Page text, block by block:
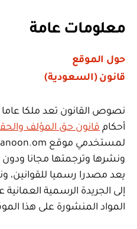
معلومات عامة
حول الموقع
قانون (السعودية)
نصوص القانون تعد ملكا
أحكام قانون حق المؤلف
يعد مصدرا رسميا للقوانين،
إلى الجريدة الرسمية
المواد المنشورة على هذا